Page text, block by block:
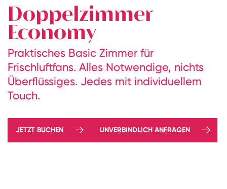
Doppelzimmer
Economy
Praktisches Basic Zimmer für
Frischluftfans. Alles Notwendige, nichts
Überflüssiges. Jedes mit individuellem
Touch.
JETZT BUCHEN UNVERBINDLICH ANFRAGEN